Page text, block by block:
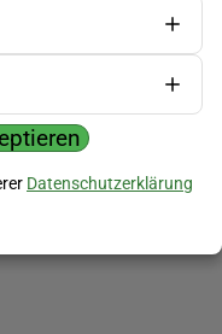
Datenschutzerklärung